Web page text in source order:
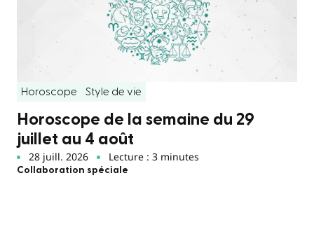
Horoscope Style de vie
Horoscope de la semaine du 29
juillet au 4 août
28 juill. 2026 Lecture : 3 minutes
Collaboration spéciale